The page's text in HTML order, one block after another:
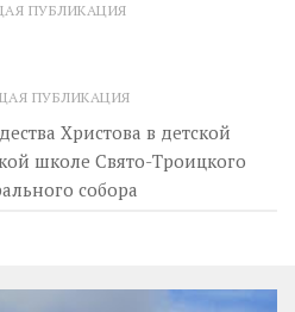
ПУБЛИКАЦИЯ
ПУБЛИКАЦИЯ
Христова в детской
школе Свято-Троицкого
собора